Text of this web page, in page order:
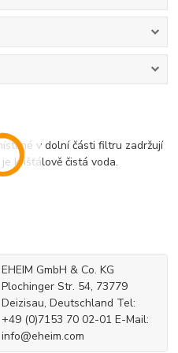
v dolní části filtru zadržují
křišťálově čistá voda.
EHEIM GmbH & Co. KG
Plochinger Str. 54, 73779
Deizisau, Deutschland Tel:
+49 (0)7153 70 02-01 E-Mail:
info@eheim.com